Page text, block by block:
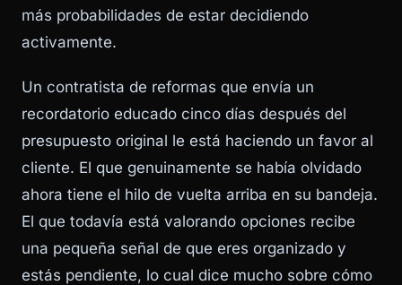
más probabilidades de estar decidiendo
activamente.
Un contratista de reformas que envía un
recordatorio educado cinco días después del
presupuesto original le está haciendo un favor al
cliente. El que genuinamente se había olvidado
ahora tiene el hilo de vuelta arriba en su bandeja.
El que todavía está valorando opciones recibe
una pequeña señal de que eres organizado y
estás pendiente, lo cual dice mucho sobre cómo